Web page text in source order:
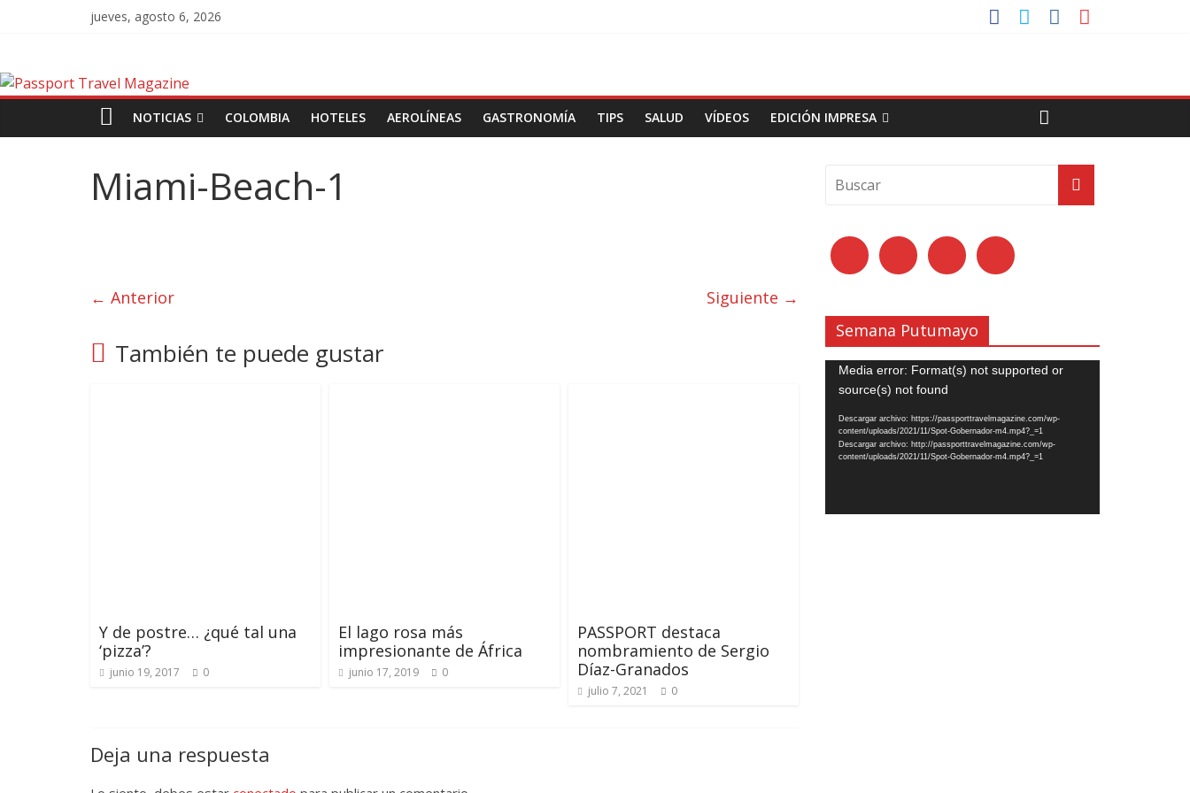
jueves, agosto 6, 2026
NOTICIAS COLOMBIA HOTELES AEROLÍNEAS GASTRONOMÍA TIPS SALUD VÍDEOS EDICIÓN IMPRESA
Miami-Beach-1
← Anterior Siguiente →
También te puede gustar
Y de postre… ¿qué tal una
‘pizza’?
junio 19, 2017 0
El lago rosa más
impresionante de África
junio 17, 2019 0
PASSPORT destaca
nombramiento de Sergio
Díaz-Granados
julio 7, 2021 0
Deja una respuesta
Semana Putumayo
Reproductor
Media error: Format(s) not supported or
source(s) not found
Descargar archivo: https://passporttravelmagazine.com/wp-
content/uploads/2021/11/Spot-Gobernador-m4.mp4?_=1
Descargar archivo: http://passporttravelmagazine.com/wp-
content/uploads/2021/11/Spot-Gobernador-m4.mp4?_=1